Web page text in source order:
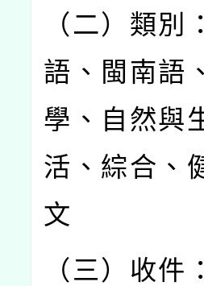
（二）類
語、閩南語
學、自然與
活、綜合、
文
（三）收